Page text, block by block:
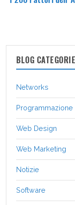
BLOG
Networks
Programmazione
Web Design
Web Marketing
Notizie
Software